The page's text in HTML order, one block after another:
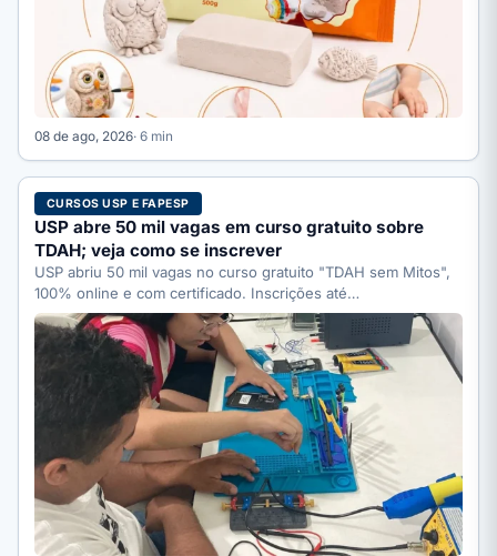
08 de ago, 2026· 6 min
CURSOS USP E FAPESP
USP abre 50 mil vagas em curso gratuito sobre
TDAH; veja como se inscrever
USP abriu 50 mil vagas no curso gratuito "TDAH sem Mitos",
100% online e com certificado. Inscrições até…